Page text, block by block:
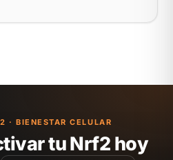
· BIENESTAR CELULAR
tu Nrf2 hoy